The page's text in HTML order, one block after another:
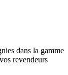
dans la gamme
revendeurs